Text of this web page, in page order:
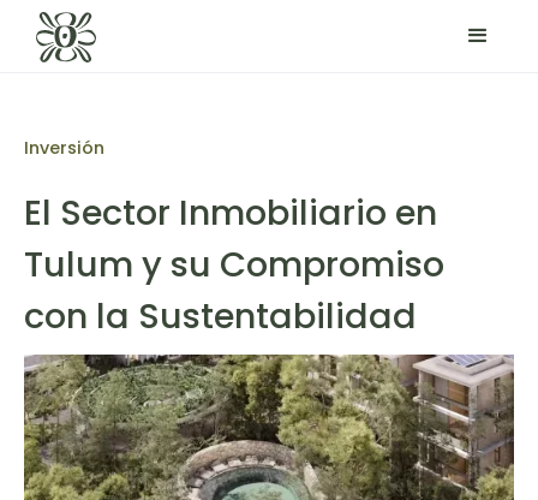
Inversión
El Sector Inmobiliario en
Tulum y su Compromiso
con la Sustentabilidad